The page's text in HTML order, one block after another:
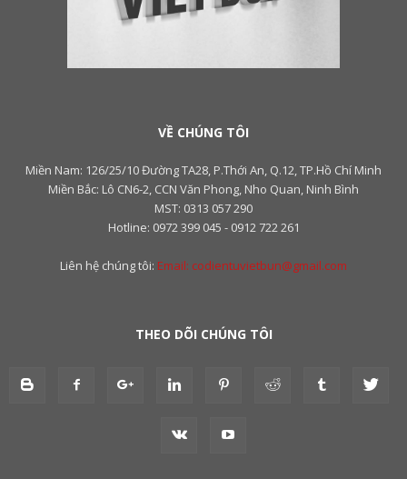
VỀ CHÚNG TÔI
Miền Nam: 126/25/10 Đường TA28, P.Thới An, Q.12, TP.Hồ Chí Minh
Miền Bắc: Lô CN6-2, CCN Văn Phong, Nho Quan, Ninh Bình
MST: 0313 057 290
Hotline: 0972 399 045 - 0912 722 261
Liên hệ chúng tôi: Email: codientuvietbun@gmail.com
THEO DÕI CHÚNG TÔI